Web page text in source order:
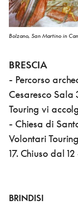
Bolzano, San Martino in
BRESCIA
- Percorso
Cesaresco Sala
Touring vi
- Chiesa di
Volontari
17. Chiuso dal
BRINDISI